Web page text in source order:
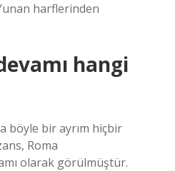
harflerinden
hangi
böyle bir ayrım hiçbir
Roma
olarak görülmüştür.